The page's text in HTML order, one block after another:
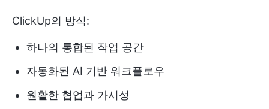
ClickUp의 방식:
하나의 통합된 작업 공간
자동화된 AI 기반 워크플로우
원활한 협업과 가시성